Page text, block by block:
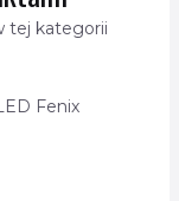
tej kategorii
Fenix